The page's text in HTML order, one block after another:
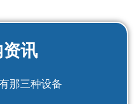
讯
那三种设备